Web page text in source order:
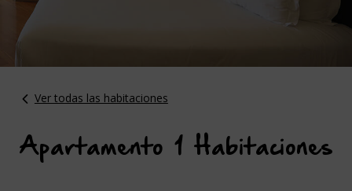
Ver todas las habitaciones
Apartamento 1 Habitaciones